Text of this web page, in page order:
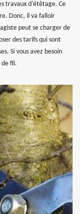
travaux d'étêtage. Ce
Donc, il va falloir
peut se charger de
des tarifs qui sont
Si vous avez besoin
de fil.